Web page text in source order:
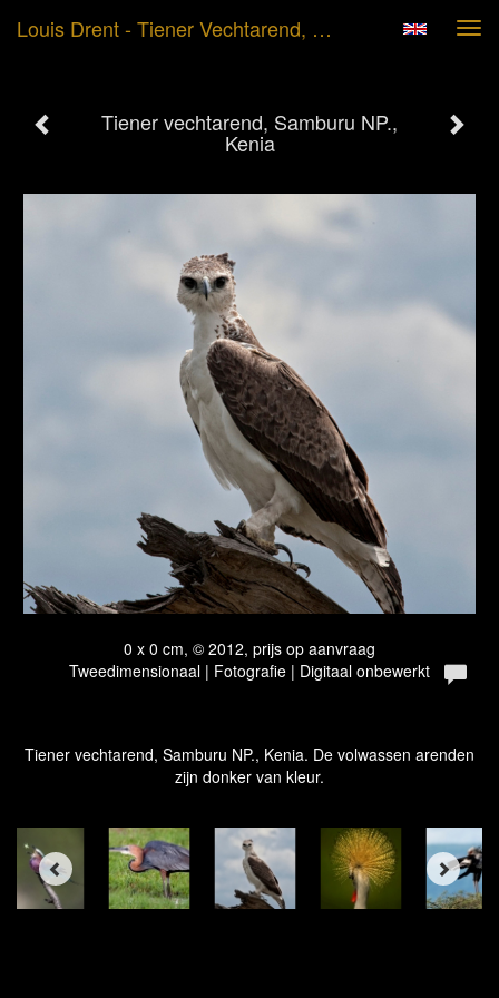
Louis Drent - Tiener Vechtarend, Samburu NP., Kenia
Tiener vechtarend, Samburu NP.,
Kenia
0 x 0 cm, © 2012, prijs op aanvraag
Tweedimensionaal | Fotografie | Digitaal onbewerkt
Tiener vechtarend, Samburu NP., Kenia. De volwassen arenden
zijn donker van kleur.